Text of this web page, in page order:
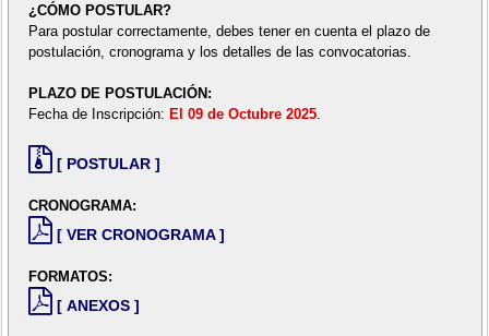
¿CÓMO POSTULAR?
Para postular correctamente, debes tener en cuenta el plazo de
postulación, cronograma y los detalles de las convocatorias.
PLAZO DE POSTULACIÓN:
Fecha de Inscripción: El 09 de Octubre 2025.
[ POSTULAR ]
CRONOGRAMA:
[ VER CRONOGRAMA ]
FORMATOS:
[ ANEXOS ]